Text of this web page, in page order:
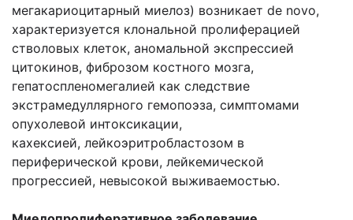
мегакариоцитарный миелоз) возникает de novo,
характеризуется клональной пролиферацией
стволовых клеток, аномальной экспрессией
цитокинов, фиброзом костного мозга,
гепатоспленомегалией как следствие
экстрамедуллярного гемопоэза, симптомами
опухолевой интоксикации,
кахексией, лейкоэритробластозом в
периферической крови, лейкемической
прогрессией, невысокой выживаемостью.